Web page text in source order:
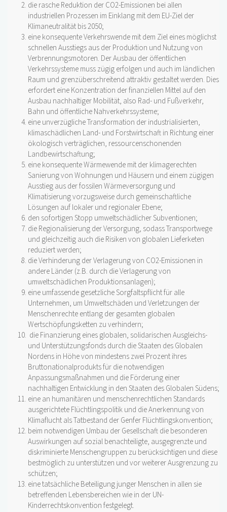
die rasche Reduktion der CO2-Emissionen bei allen
industriellen Prozessen im Einklang mit dem EU-Ziel der
Klimaneutralität bis 2050;
eine konsequente Verkehrswende mit dem Ziel eines möglichst
schnellen Ausstiegs aus der Produktion und Nutzung von
Verbrennungsmotoren. Der Ausbau der öffentlichen
Verkehrssysteme muss zügig erfolgen und auch im ländlichen
Raum und grenzüberschreitend attraktiv gestaltet werden. Dies
erfordert eine Konzentration der finanziellen Mittel auf den
Ausbau nachhaltiger Mobilität, also Rad- und Fußverkehr,
Bahn und öffentliche Nahverkehrssysteme;
eine unverzügliche Transformation der industrialisierten,
klimaschädlichen Land- und Forstwirtschaft in Richtung einer
ökologisch verträglichen, ressourcenschonenden
Landbewirtschaftung;
eine konsequente Wärmewende mit der klimagerechten
Sanierung von Wohnungen und Häusern und einem zügigen
Ausstieg aus der fossilen Wärmeversorgung und
Klimatisierung vorzugsweise durch gemeinschaftliche
Lösungen auf lokaler und regionaler Ebene;
den sofortigen Stopp umweltschädlicher Subventionen;
die Regionalisierung der Versorgung, sodass Transportwege
und gleichzeitig auch die Risiken von globalen Lieferketen
reduziert werden;
die Verhinderung der Verlagerung von CO2-Emissionen in
andere Länder (z.B. durch die Verlagerung von
umweltschädlichen Produktionsanlagen);
eine umfassende gesetzliche Sorgfaltspflicht für alle
Unternehmen, um Umweltschäden und Verletzungen der
Menschenrechte entlang der gesamten globalen
Wertschöpfungsketten zu verhindern;
die Finanzierung eines globalen, solidarischen Ausgleichs-
und Unterstützungsfonds durch die Staaten des Globalen
Nordens in Höhe von mindestens zwei Prozent ihres
Bruttonationalprodukts für die notwendigen
Anpassungsmaßnahmen und die Förderung einer
nachhaltigen Entwicklung in den Staaten des Globalen Südens;
eine an humanitären und menschenrechtlichen Standards
ausgerichtete Flüchtlingspolitik und die Anerkennung von
Klimaflucht als Tatbestand der Genfer Flüchtlingskonvention;
beim notwendigen Umbau der Gesellschaft die besonderen
Auswirkungen auf sozial benachteiligte, ausgegrenzte und
diskriminierte Menschengruppen zu berücksichtigen und diese
bestmöglich zu unterstützen und vor weiterer Ausgrenzung zu
schützen;
eine tatsächliche Beteiligung junger Menschen in allen sie
betreffenden Lebensbereichen wie in der UN-
Kinderrechtskonvention festgelegt.